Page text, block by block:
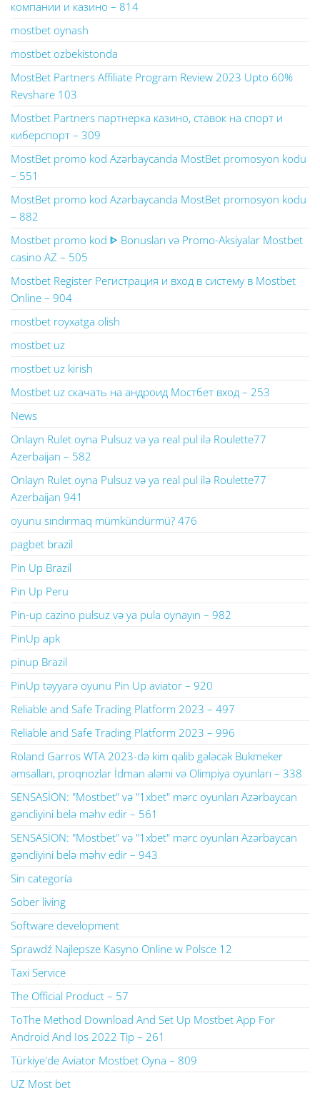
компании и казино – 814
mostbet oynash
mostbet ozbekistonda
MostBet Partners Affiliate Program Review 2023 Upto 60%
Revshare 103
Mostbet Partners партнерка казино, ставок на спорт и
киберспорт – 309
MostBet promo kod Azərbaycanda MostBet promosyon kodu
– 551
MostBet promo kod Azərbaycanda MostBet promosyon kodu
– 882
Mostbet promo kod ᐈ Bonusları və Promo-Aksiyalar Mostbet
casino AZ – 505
Mostbet Register Регистрация и вход в систему в Mostbet
Online – 904
mostbet royxatga olish
mostbet uz
mostbet uz kirish
Mostbet uz скачать на андроид Мостбет вход – 253
News
Onlayn Rulet oyna Pulsuz və ya real pul ilə Roulette77
Azerbaijan – 582
Onlayn Rulet oyna Pulsuz və ya real pul ilə Roulette77
Azerbaijan 941
oyunu sındırmaq mümkündürmü? 476
pagbet brazil
Pin Up Brazil
Pin Up Peru
Pin-up cazino pulsuz və ya pula oynayın – 982
PinUp apk
pinup Brazil
PinUp təyyarə oyunu Pin Up aviator – 920
Reliable and Safe Trading Platform 2023 – 497
Reliable and Safe Trading Platform 2023 – 996
Roland Garros WTA 2023-də kim qalib gələcək Bukmeker
əmsalları, proqnozlar İdman aləmi və Olimpiya oyunları – 338
SENSASİON: "Mostbet" və "1xbet" mərc oyunları Azərbaycan
gəncliyini belə məhv edir – 561
SENSASİON: "Mostbet" və "1xbet" mərc oyunları Azərbaycan
gəncliyini belə məhv edir – 943
Sin categoría
Sober living
Software development
Sprawdź Najlepsze Kasyno Online w Polsce 12
Taxi Service
The Official Product – 57
ToThe Method Download And Set Up Mostbet App For
Android And Ios 2022 Tip – 261
Türkiye'de Aviator Mostbet Oyna – 809
UZ Most bet